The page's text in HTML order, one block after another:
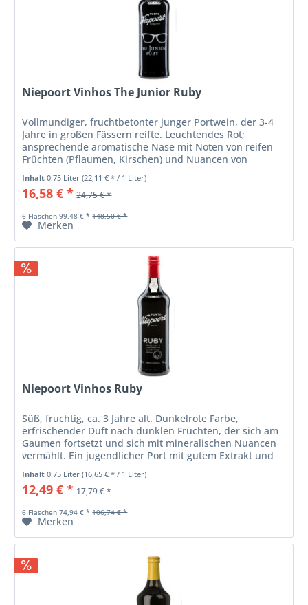
Niepoort Vinhos The Junior Ruby
Vollmundiger, fruchtbetonter junger Portwein, der 3-4
Jahre in großen Fässern reifte. Leuchtendes Rot;
ansprechende aromatische Nase mit Noten von reifen
Früchten (Pflaumen, Kirschen) und Nuancen von
dunkler Schokolade und Kakao; weich...
Inhalt0.75 Liter(22,11 € * / 1 Liter)
16,58 € * 24,75 € *
6 Flaschen 99,48 € * 148,50 € *
Merken
Niepoort Vinhos Ruby
Süß, fruchtig, ca. 3 Jahre alt. Dunkelrote Farbe,
erfrischender Duft nach dunklen Früchten, der sich am
Gaumen fortsetzt und sich mit mineralischen Nuancen
vermählt. Ein jugendlicher Port mit gutem Extrakt und
feiner Balance. Servieren...
Inhalt0.75 Liter(16,65 € * / 1 Liter)
12,49 € * 17,79 € *
6 Flaschen 74,94 € * 106,74 € *
Merken